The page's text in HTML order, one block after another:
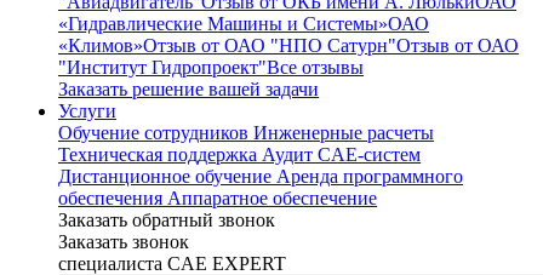
«Гидравлические Машины и Системы»ОАО
«Климов»Отзыв от ОАО "НПО Сатурн"Отзыв от ОАО
"Институт Гидропроект"Все отзывы
Заказать решение вашей задачи
Услуги
Обучение сотрудников Инженерные расчеты
Техническая поддержка Аудит CAE-систем
Дистанционное обучение Аренда программного
обеспечения Аппаратное обеспечение
Заказать обратный звонок
Заказать звонок
специалиста CAE EXPERT